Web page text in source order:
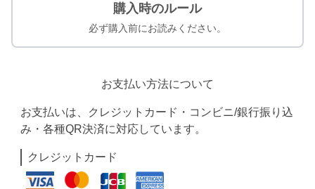
購入時のルール
必ず購入前にお読みください。
お支払い方法について
お支払いは、クレジットカード・コンビニ/銀行振り込
み・各種QR決済に対応しています。
クレジットカード